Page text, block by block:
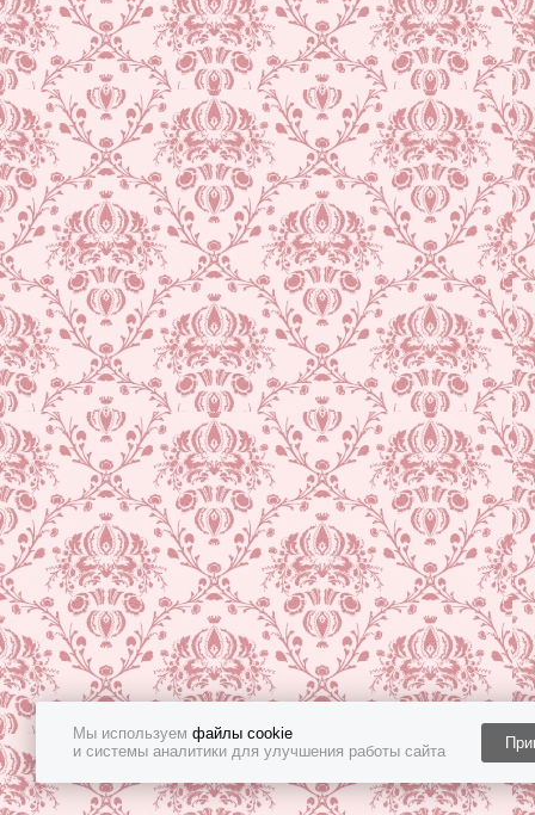
Мы используем файлы cookie
и системы аналитики для улучшения работы сайта